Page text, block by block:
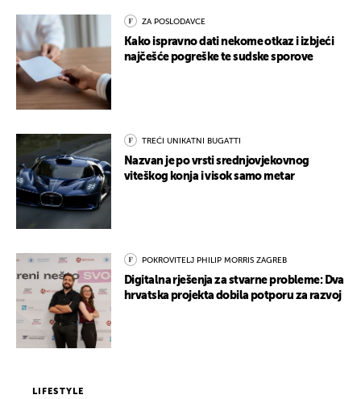
ZA POSLODAVCE
Kako ispravno dati nekome otkaz i izbjeći
najčešće pogreške te sudske sporove
TREĆI UNIKATNI BUGATTI
Nazvan je po vrsti srednjovjekovnog
viteškog konja i visok samo metar
POKROVITELJ PHILIP MORRIS ZAGREB
Digitalna rješenja za stvarne probleme: Dva
hrvatska projekta dobila potporu za razvoj
LIFESTYLE